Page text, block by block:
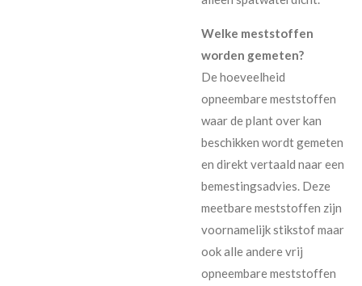
Welke meststoffen
worden gemeten?
De hoeveelheid
opneembare meststoffen
waar de plant over kan
beschikken wordt gemeten
en direkt vertaald naar een
bemestingsadvies. Deze
meetbare meststoffen zijn
voornamelijk stikstof maar
ook alle andere vrij
opneembare meststoffen